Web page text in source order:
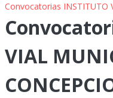
Convocatorias INSTITUTO
VIAL